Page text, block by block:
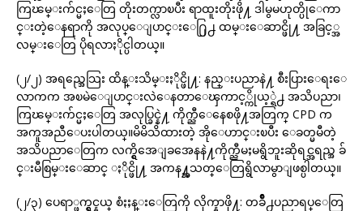
ကြၽမ္းက်င္မႈေတြ တိုးတက္လာၿပီး ရာထူးတိုးဖို႔ ဒါမွမဟုတ္ပိုေကာ
င္းတဲ့ေနရာကို အလုပ္ေျပာင္းေ႐ြ႕ ထမ္းေဆာင္ဖို႔ အခြင့္အ
လမ္းေတြ ပိုရလာႏိုင္ပါတယ္။
(၂/၂) အရည္အေသြး ထိန္းသိမ္းႏိုင္ဖို႔: နည္းပညာနဲ႔ စီးပြားေရးေ
လာကက အၿမဲေျပာင္းလဲေနတာေၾကာင့္ကိုယ့္ရဲ႕ အသိပညာ၊
ကြၽမ္းက်င္မႈေတြ အလုပ္ခြင္နဲ႔ ကိုက္ညီေနေစဖို႔အတြက္ CPD က
အကူအညီေပးပါတယ္။မိမိသိထားတဲ့ အိုေဟာင္းၿပီး ေခတ္မမီတဲ့
အသိပညာေတြက လက္ရွိအေျခအေနနဲ႔ကိုက္ညီမႈမရွိဘူးဆိုရင္အရည္အ ခ်
င္းမီစြမ္းေဆာင္ ႏိုင္ဖို႔ အကန႔္အသတ္ေတြရွိလာမွာျဖစ္ပါတယ္။
(၂/၃) ပေရာ္ဖက္ရွင္နယ္ စံႏႈန္းေတြကို လိုက္နာဖို႔: တခ်ိဳ႕ပညာရပ္ေတြ